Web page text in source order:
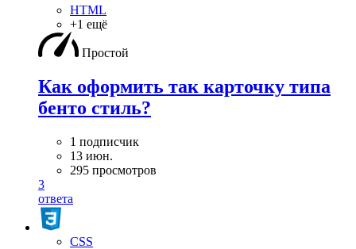
HTML
+1 ещё
Простой
Как оформить так карточку типа
бенто стиль?
1 подписчик
13 июн.
295 просмотров
3
ответа
CSS